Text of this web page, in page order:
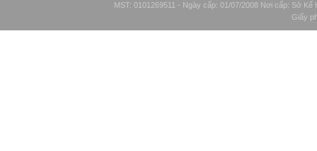
MST: 0101269511 - Ngày cấp: 01/07/2008 Nơi cấp: Sở
Giấy